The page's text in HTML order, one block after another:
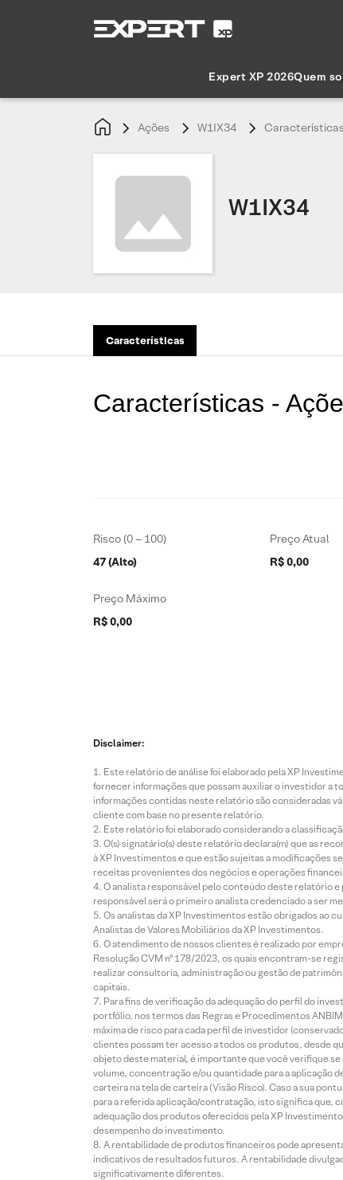
Expert XP 2026Quem
Ações W1IX34 Características
W1IX34
Características
Características -
Risco (0 – 100)
47 (Alto)
Preço Atual
R$ 0,00
Preço Máximo
R$ 0,00
Disclaimer:
Este relatório de análise foi elaborado pela XP
fornecer informações que possam auxiliar o investidor a
informações contidas neste relatório são consideradas
cliente com base no presente relatório.
Este relatório foi elaborado considerando a
O(s) signatário(s) deste relatório declara(m) que as
à XP Investimentos e que estão sujeitas a modificações
receitas provenientes dos negócios e operações
O analista responsável pelo conteúdo deste relatório e
responsável será o primeiro analista credenciado a ser
Os analistas da XP Investimentos estão obrigados ao
Analistas de Valores Mobiliários da XP Investimentos.
O atendimento de nossos clientes é realizado por
Resolução CVM nº 178/2023, os quais encontram-se
realizar consultoria, administração ou gestão de
capitais.
Para fins de verificação da adequação do perfil do
portfólio, nos termos das Regras e Procedimentos
máxima de risco para cada perfil de investidor
clientes possam ter acesso a todos os produtos, desde
objeto deste material, é importante que você verifique
volume, concentração e/ou quantidade para a aplicação
carteira na tela de carteira (Visão Risco). Caso a sua
para a referida aplicação/contratação, isto significa que,
adequação dos produtos oferecidos pela XP
desempenho do investimento.
A rentabilidade de produtos financeiros pode
indicativos de resultados futuros. A rentabilidade
significativamente diferentes.